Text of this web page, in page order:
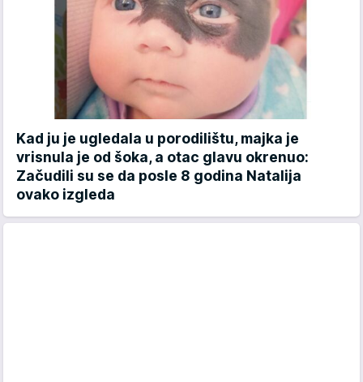
Kad ju je ugledala u porodilištu, majka je
vrisnula je od šoka, a otac glavu okrenuo:
Začudili su se da posle 8 godina Natalija
ovako izgleda